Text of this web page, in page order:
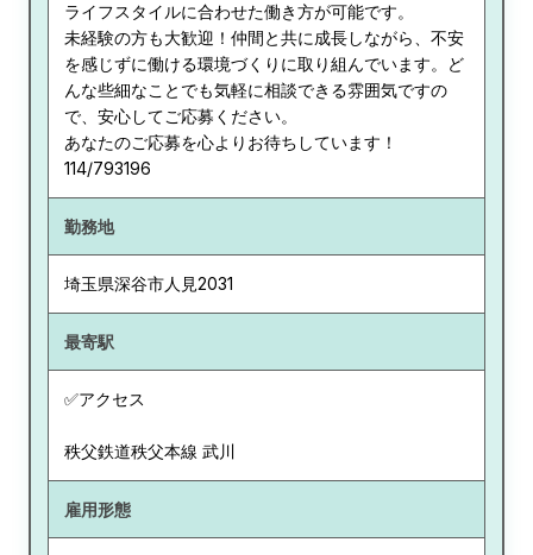
ライフスタイルに合わせた働き方が可能です。
未経験の方も大歓迎！仲間と共に成長しながら、不安
を感じずに働ける環境づくりに取り組んでいます。ど
んな些細なことでも気軽に相談できる雰囲気ですの
で、安心してご応募ください。
あなたのご応募を心よりお待ちしています！
114/793196
勤務地
埼玉県深谷市人見2031
最寄駅
✅アクセス
秩父鉄道秩父本線 武川
雇用形態